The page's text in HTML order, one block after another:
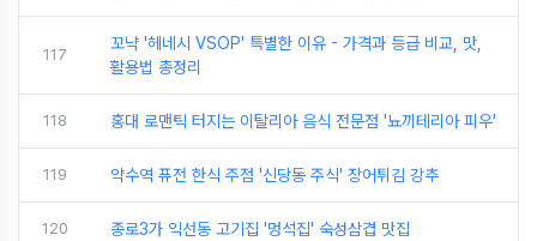
117
꼬냑 '헤네시 VSOP' 특별한 이유 - 가격과 등급 비교, 맛,
활용법 총정리
118 홍대 로맨틱 터지는 이탈리아 음식 전문점 '뇨끼테리아 피우'
119 약수역 퓨전 한식 주점 '신당동 주식' 장어튀김 강추
120 종로3가 익선동 고기집 '멍석집' 숙성삼겹 맛집